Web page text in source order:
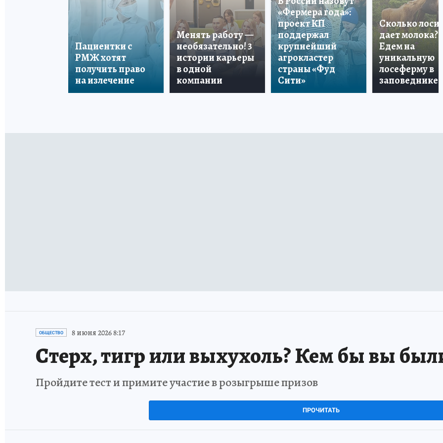
Пациентки с
РМЖ хотят
получить право
на излечение
Менять работу —
необязательно! 3
истории карьеры
в одной
компании
«Фермера года»:
проект КП
поддержал
крупнейший
агрокластер
страны «Фуд
Сити»
Сколько лосиха
дает молока?
Едем на
уникальную
лосеферму в
заповеднике!
ОБЩЕСТВО 8 июня 2026 8:17
Стерх, тигр или выхухоль? Кем бы вы
Пройдите тест и примите участие в розыгрыше призов
ПРОЧИТАТЬ